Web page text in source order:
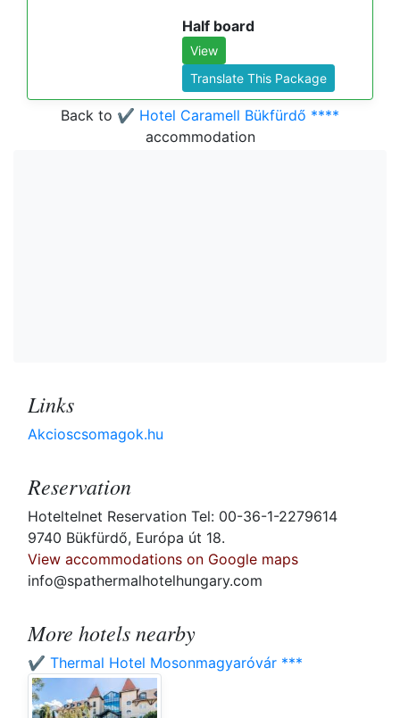
Half board
View
Translate This Package
Back to ✔️ Hotel Caramell Bükfürdő ****
accommodation
Links
Akcioscsomagok.hu
Reservation
Hoteltelnet Reservation Tel: 00-36-1-2279614
9740 Bükfürdő, Európa út 18.
View accommodations on Google maps
info@spathermalhotelhungary.com
More hotels nearby
✔️ Thermal Hotel Mosonmagyaróvár ***